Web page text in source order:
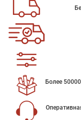
Более